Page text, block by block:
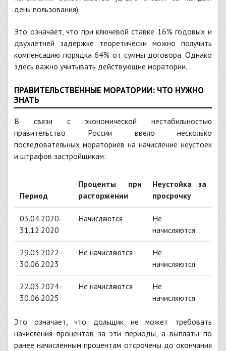
день пользования).
Это означает, что при ключевой ставке 16% годовых и
двухлетней задержке теоретически можно получить
компенсацию порядка 64% от суммы договора. Однако
здесь важно учитывать действующие моратории.
ПРАВИТЕЛЬСТВЕННЫЕ МОРАТОРИИ: ЧТО НУЖНО
ЗНАТЬ
В связи с экономической нестабильностью
правительство России ввело несколько
последовательных мораториев на начисление неустоек
и штрафов застройщикам:
Период
Проценты при
расторжении
Неустойка за
просрочку
03.04.2020-
31.12.2020
Начисляются
Не
начисляются
29.03.2022-
30.06.2023
Не начисляются
Не
начисляются
22.03.2024-
30.06.2025
Не начисляются
Не
начисляются
Это означает, что дольщик не может требовать
начисления процентов за эти периоды, а выплаты по
ранее начисленным процентам отсрочены до окончания